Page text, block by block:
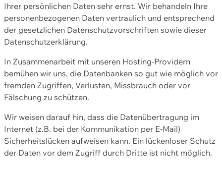
Ihrer persönlichen Daten sehr ernst. Wir behandeln Ihre
personenbezogenen Daten vertraulich und entsprechend
der gesetzlichen Datenschutzvorschriften sowie dieser
Datenschutzerklärung.
In Zusammenarbeit mit unseren Hosting-Providern
bemühen wir uns, die Datenbanken so gut wie möglich vor
fremden Zugriffen, Verlusten, Missbrauch oder vor
Fälschung zu schützen.
Wir weisen darauf hin, dass die Datenübertragung im
Internet (z.B. bei der Kommunikation per E-Mail)
Sicherheitslücken aufweisen kann. Ein lückenloser Schutz
der Daten vor dem Zugriff durch Dritte ist nicht möglich.